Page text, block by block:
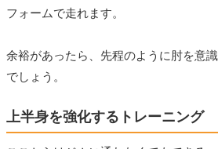
フォームで走れます。
余裕があったら、先程のように肘を意
でしょう。
上半身を強化するトレーニング